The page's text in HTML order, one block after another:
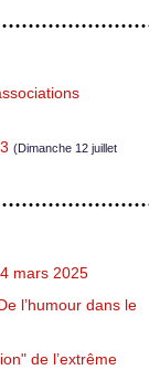
(Dimanche 12 juillet
mars 2025
l’humour dans le
de l’extrême